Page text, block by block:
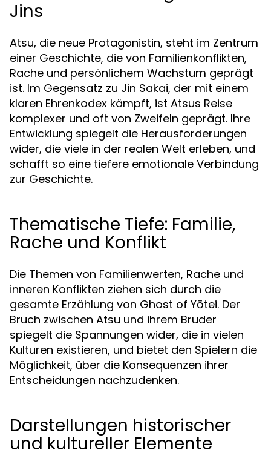
Jins
Atsu, die neue Protagonistin, steht im Zentrum
einer Geschichte, die von Familienkonflikten,
Rache und persönlichem Wachstum geprägt
ist. Im Gegensatz zu Jin Sakai, der mit einem
klaren Ehrenkodex kämpft, ist Atsus Reise
komplexer und oft von Zweifeln geprägt. Ihre
Entwicklung spiegelt die Herausforderungen
wider, die viele in der realen Welt erleben, und
schafft so eine tiefere emotionale Verbindung
zur Geschichte.
Thematische Tiefe: Familie,
Rache und Konflikt
Die Themen von Familienwerten, Rache und
inneren Konflikten ziehen sich durch die
gesamte Erzählung von Ghost of Yōtei. Der
Bruch zwischen Atsu und ihrem Bruder
spiegelt die Spannungen wider, die in vielen
Kulturen existieren, und bietet den Spielern die
Möglichkeit, über die Konsequenzen ihrer
Entscheidungen nachzudenken.
Darstellungen historischer
und kultureller Elemente